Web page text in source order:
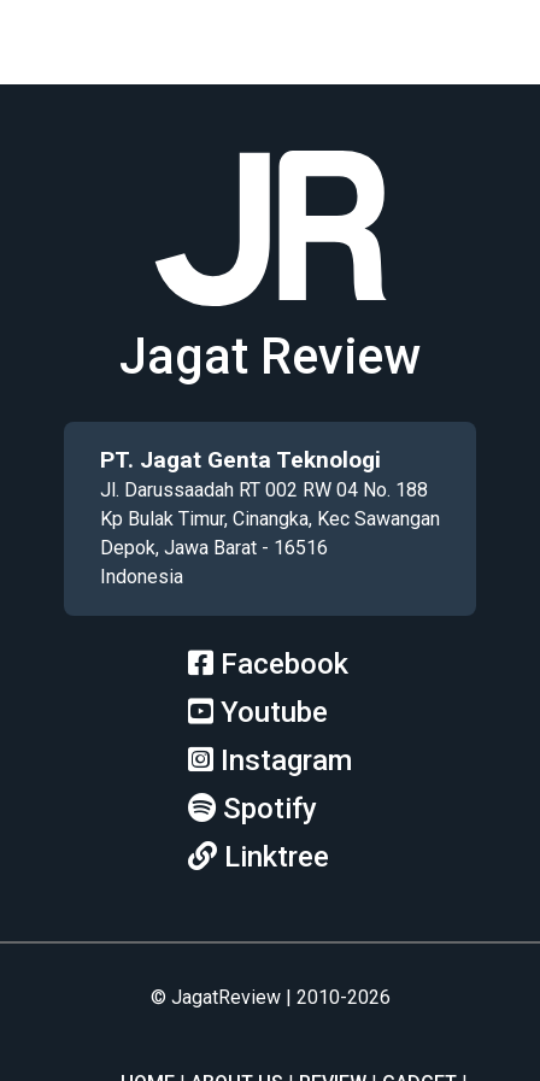
Jagat Review
PT. Jagat Genta Teknologi
Jl. Darussaadah RT 002 RW 04 No. 188
Kp Bulak Timur, Cinangka, Kec Sawangan
Depok, Jawa Barat - 16516
Indonesia
Facebook
Youtube
Instagram
Spotify
Linktree
© JagatReview | 2010-2026